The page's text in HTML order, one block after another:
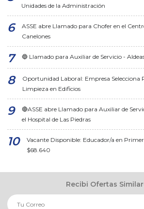
Unidades de la Administración
ASSE abre Llamado para Chofer en el
Canelones
🔵 Llamado para Auxiliar de Servicio -
Oportunidad Laboral: Empresa Selecciona
Limpieza en Edificios
🔴ASSE abre Llamado para Auxiliar de
el Hospital de Las Piedras
Vacante Disponible: Educador/a en
$68.640
Recibi Ofertas